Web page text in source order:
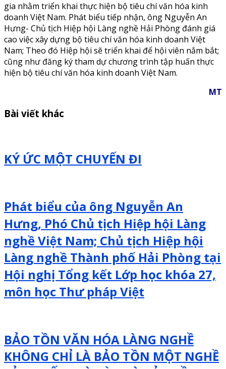
gia nhằm triển khai thực hiện bộ tiêu chí văn hóa kinh
doanh Việt Nam. Phát biểu tiếp nhận, ông Nguyễn An
Hưng- Chủ tịch Hiệp hội Làng nghề Hải Phòng đánh giá
cao việc xây dựng bộ tiêu chí văn hóa kinh doanh Việt
Nam; Theo đó Hiệp hội sẽ triển khai để hội viên nắm bắt;
cũng như đăng ký tham dự chương trình tập huấn thực
hiện bộ tiêu chí văn hóa kinh doanh Việt Nam.
MT
Bài viết khác
KÝ ỨC MỘT CHUYẾN ĐI
Phát biểu của ông Nguyễn An
Hưng, Phó Chủ tịch Hiệp hội Làng
nghề Việt Nam; Chủ tịch Hiệp hội
Làng nghề Thành phố Hải Phòng tại
Hội nghị Tổng kết Lớp học khóa 27,
môn học Thư pháp Việt
BẢO TỒN VĂN HÓA LÀNG NGHỀ
KHÔNG CHỈ LÀ BẢO TỒN MỘT NGHỀ